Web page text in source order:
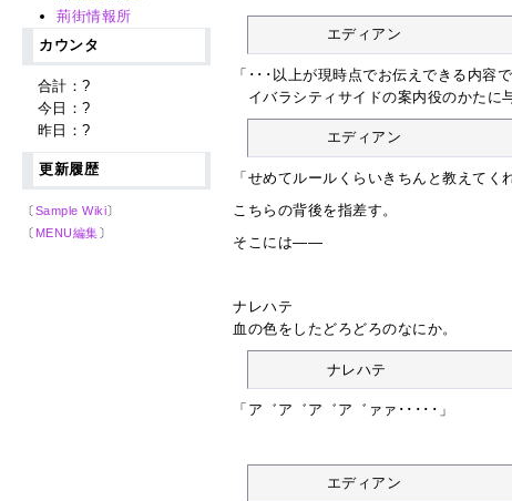
	エディアン
「･･･以上が現時点でお伝えできる内容
イバラシティサイドの案内役のかたに
	エディアン
「せめてルールくらいきちんと教えて
こちらの背後を指差す。
そこには――
ナレハテ
血の色をしたどろどろのなにか。
	ナレハテ
「ア゛ア゛ア゛ア゛ァァ･････」
	エディアン
荊街情報所
カウンタ
合計：?
今日：?
昨日：?
更新履歴
〔 Sample Wiki〕
〔 MENU編集 〕